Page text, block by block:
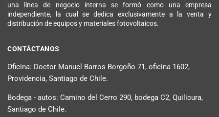
una línea de negocio interna se formó como una empresa
independiente, la cual se dedica exclusivamente a la venta y
distribución de equipos y materiales fotovoltaicos.
CONTÁCTANOS
Oficina: Doctor Manuel Barros Borgoño 71, oficina 1602,
Providencia, Santiago de Chile.
Bodega - autos: Camino del Cerro 290, bodega C2, Quilicura,
Santiago de Chile.